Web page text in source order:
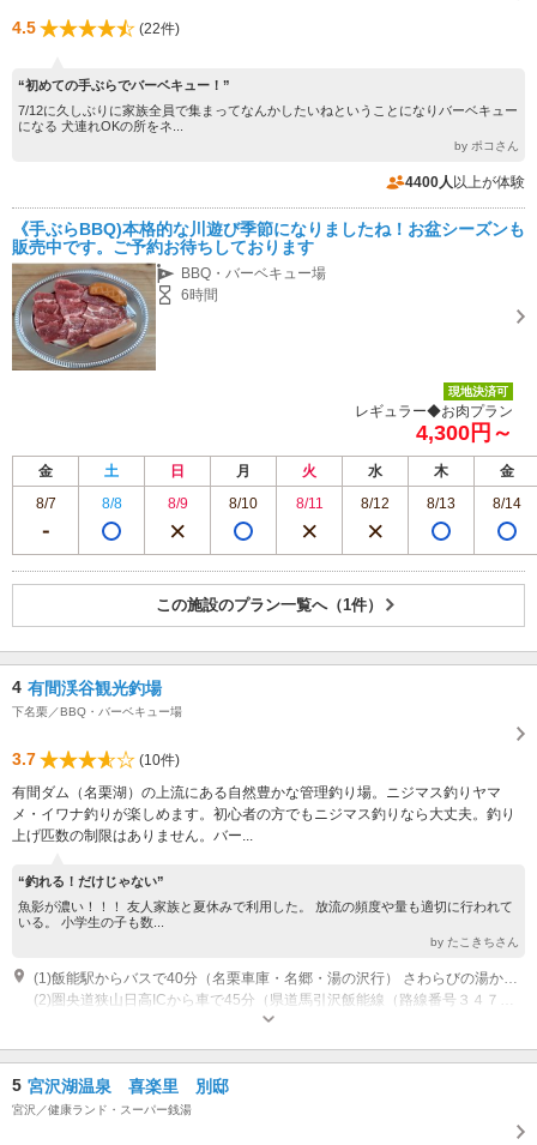
4.5 (22件)
“初めての手ぶらでバーベキュー！”
7/12に久しぶりに家族全員で集まってなんかしたいねということになりバーベキュー
になる 犬連れOKの所をネ...
by ポコさん
4400人 以上が体験
《手ぶらBBQ)本格的な川遊び季節になりましたね！お盆シーズンも
販売中です。ご予約お待ちしております
BBQ・バーベキュー場
6時間
現地決済可
レギュラー◆お肉プラン
4,300円～
金 土 日 月 火 水 木
金
8/7
8/8 8/9 8/10 8/11 8/12 8/13 8/14
この施設のプラン一覧へ（1件）
4 有間渓谷観光釣場
下名栗／BBQ・バーベキュー場
3.7
(10件)
有間ダム（名栗湖）の上流にある自然豊かな管理釣り場。ニジマス釣りヤマ
メ・イワナ釣りが楽しめます。初心者の方でもニジマス釣りなら大丈夫。釣り
上げ匹数の制限はありません。バー...
“釣れる！だけじゃない”
魚影が濃い！！！ 友人家族と夏休みで利用した。 放流の頻度や量も適切に行われて
いる。 小学生の子も数...
by たこきちさん
(1)飯能駅からバスで40分（名栗車庫・名郷・湯の沢行） さわらびの湯から徒歩で40分
5 宮沢湖温泉 喜楽里 別邸
宮沢／健康ランド・スーパー銭湯